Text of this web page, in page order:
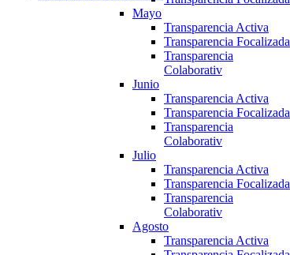
Mayo
Transparencia Activa
Transparencia Focalizada
Transparencia
Colaborativ
Junio
Transparencia Activa
Transparencia Focalizada
Transparencia
Colaborativ
Julio
Transparencia Activa
Transparencia Focalizada
Transparencia
Colaborativ
Agosto
Transparencia Activa